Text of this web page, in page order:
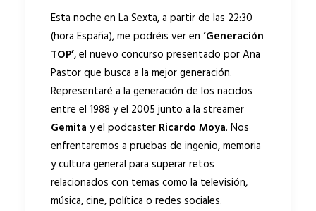
Esta noche en La Sexta, a partir de las 22:30
(hora España), me podréis ver en ‘Generación
TOP’, el nuevo concurso presentado por Ana
Pastor que busca a la mejor generación.
Representaré a la generación de los nacidos
entre el 1988 y el 2005 junto a la streamer
Gemita y el podcaster Ricardo Moya. Nos
enfrentaremos a pruebas de ingenio, memoria
y cultura general para superar retos
relacionados con temas como la televisión,
música, cine, política o redes sociales.